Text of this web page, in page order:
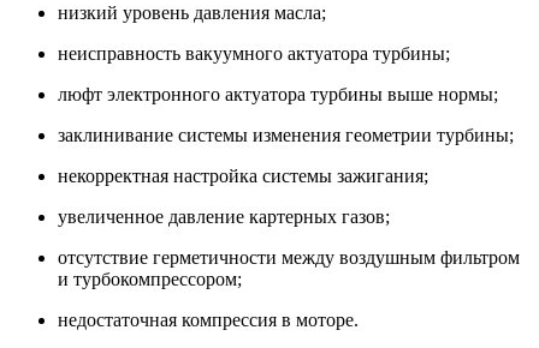
низкий уровень давления масла;
неисправность вакуумного актуатора турбины;
люфт электронного актуатора турбины выше нормы;
заклинивание системы изменения геометрии турбины;
некорректная настройка системы зажигания;
увеличенное давление картерных газов;
отсутствие герметичности между воздушным фильтром
и турбокомпрессором;
недостаточная компрессия в моторе.